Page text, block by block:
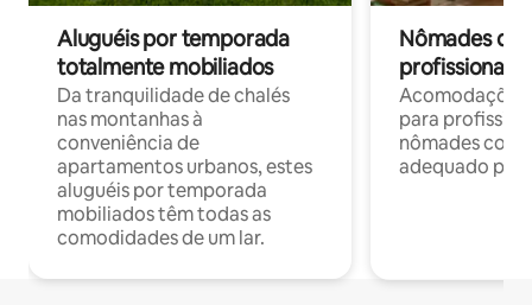
Aluguéis por temporada
totalmente mobiliados
Da tranquilidade de chalés
nas montanhas à
conveniência de
apartamentos urbanos, estes
aluguéis por temporada
mobiliados têm todas as
comodidades de um lar.
Nômades
profissionais
para
nômades com
adequado